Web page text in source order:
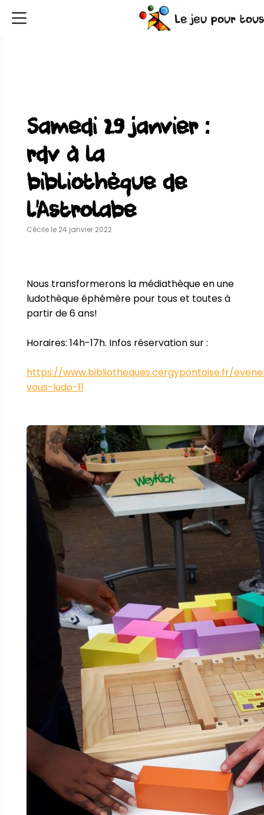
Samedi 29 janvier :
rdv à la
bibliothèque de
l’Astrolabe
Cécile le 24 janvier 2022
Nous transformerons la médiathèque en une
ludothèque éphémère pour tous et toutes à
partir de 6 ans!
Horaires: 14h-17h. Infos réservation sur :
https://www.bibliotheques.cergypontoise.fr/
vous-ludo-11